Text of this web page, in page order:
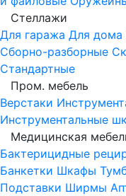
Стеллажи
Для гаража Для дома
Сборно-разборные
Стандартные
Пром. мебель
Верстаки
Инструментальные
Медицинская
Бактерицидные
Банкетки Шкафы
Подставки Ширмы